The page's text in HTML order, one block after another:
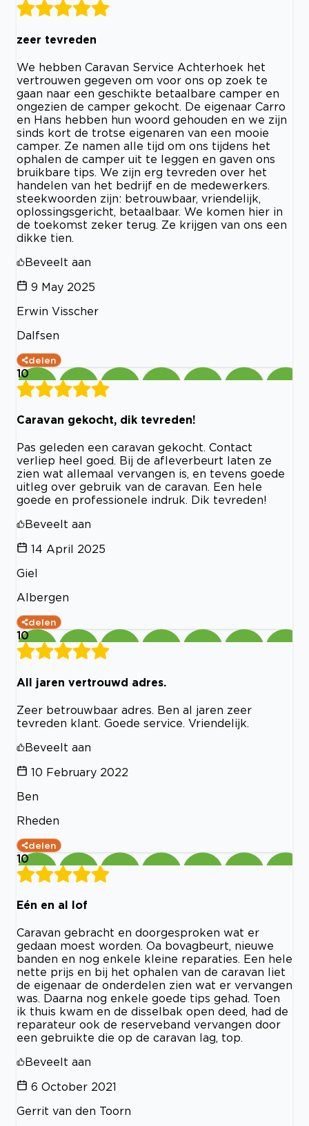
zeer tevreden
We hebben Caravan Service Achterhoek het
vertrouwen gegeven om voor ons op zoek te
gaan naar een geschikte betaalbare camper en
ongezien de camper gekocht. De eigenaar Carro
en Hans hebben hun woord gehouden en we zijn
sinds kort de trotse eigenaren van een mooie
camper. Ze namen alle tijd om ons tijdens het
ophalen de camper uit te leggen en gaven ons
bruikbare tips. We zijn erg tevreden over het
handelen van het bedrijf en de medewerkers.
steekwoorden zijn: betrouwbaar, vriendelijk,
oplossingsgericht, betaalbaar. We komen hier in
de toekomst zeker terug. Ze krijgen van ons een
dikke tien.
Beveelt aan
9 May 2025
Erwin Visscher
Dalfsen
delen
10
Caravan gekocht, dik tevreden!
Pas geleden een caravan gekocht. Contact
verliep heel goed. Bij de afleverbeurt laten ze
zien wat allemaal vervangen is, en tevens goede
uitleg over gebruik van de caravan. Een hele
goede en professionele indruk. Dik tevreden!
Beveelt aan
14 April 2025
Giel
Albergen
delen
10
All jaren vertrouwd adres.
Zeer betrouwbaar adres. Ben al jaren zeer
tevreden klant. Goede service. Vriendelijk.
Beveelt aan
10 February 2022
Ben
Rheden
delen
10
Eén en al lof
Caravan gebracht en doorgesproken wat er
gedaan moest worden. Oa bovagbeurt, nieuwe
banden en nog enkele kleine reparaties. Een hele
nette prijs en bij het ophalen van de caravan liet
de eigenaar de onderdelen zien wat er vervangen
was. Daarna nog enkele goede tips gehad. Toen
ik thuis kwam en de disselbak open deed, had de
reparateur ook de reserveband vervangen door
een gebruikte die op de caravan lag, top.
Beveelt aan
6 October 2021
Gerrit van den Toorn